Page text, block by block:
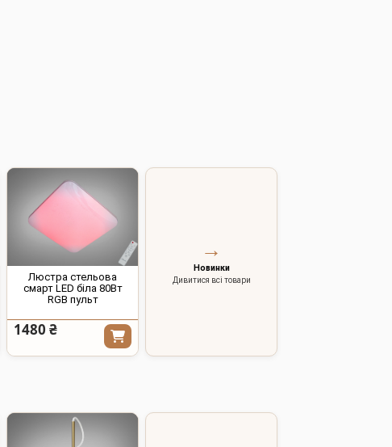
Люстра стельова
смарт LED біла 80Вт
RGB пульт
1480 ₴
→
Новинки
Дивитися всі товари